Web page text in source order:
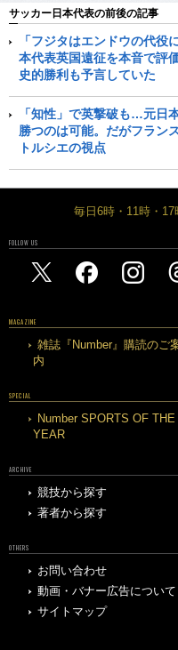
サッカー日本代表の前後の記事
「フジタはエンドウの代役
本代表英国遠征を本音で評
史的勝利も予言していた
「知性」で英撃破も…元日
勝つのは可能。だがフラン
トルシエの視点
毎日6時・11時・
FOLLOW US
MAGAZINE
雑誌『Number』購読のご
内
SPECIAL
Number SPORTS OF THE
YEAR
ARCHIVE
競技から探す
著者から探す
OTHERS
お問い合わせ
動画・バナー広告について
サイトマップ